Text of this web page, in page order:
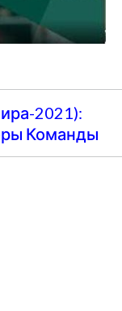
2021):
Команды